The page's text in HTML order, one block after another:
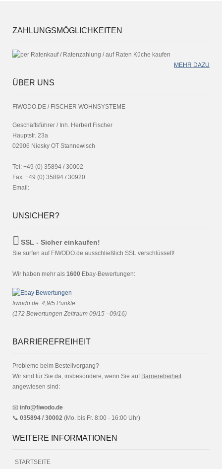
ZAHLUNGSMÖGLICHKEITEN
MEHR DAZU
ÜBER UNS
FIWODO.DE / FISCHER WOHNSYSTEME
Geschäftsführer / Inh. Herbert Fischer
Hauptstr. 23a
02906 Niesky OT Stannewisch
Tel: +49 (0) 35894 / 30002
Fax: +49 (0) 35894 / 30920
Email:
UNSICHER?
SSL - Sicher einkaufen!
Sie surfen auf FIWODO.de ausschließlich SSL verschlüsselt!
Wir haben mehr als 1600 Ebay-Bewertungen:
fiwodo.de: 4,9/5 Punkte
(172 Bewertungen Zeitraum 09/15 - 09/16)
BARRIEREFREIHEIT
Probleme beim Bestellvorgang?
Wir sind für Sie da, insbesondere, wenn Sie auf Barrierefreiheit
angewiesen sind:
📧 info@fiwodo.de
📞 035894 / 30002 (Mo. bis Fr. 8:00 - 16:00 Uhr)
WEITERE INFORMATIONEN
STARTSEITE